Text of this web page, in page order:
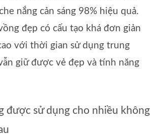
nắng cản sáng 98% hiệu quả.
đẹp có cấu tạo khá đơn giản
với thời gian sử dụng trung
giữ được vẻ đẹp và tính năng
được sử dụng cho nhiều không